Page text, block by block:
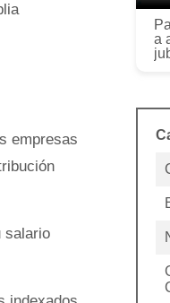
empresas
salario
a